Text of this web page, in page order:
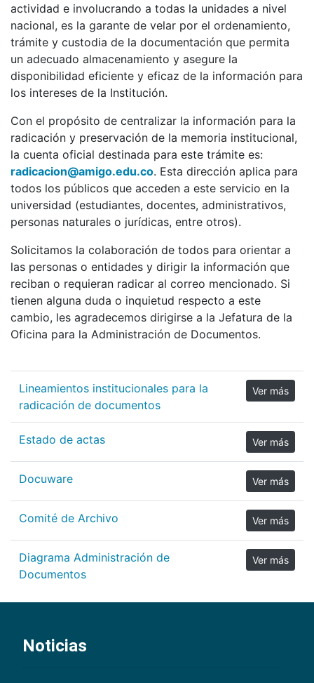
actividad e involucrando a todas la unidades a nivel
nacional, es la garante de velar por el ordenamiento,
trámite y custodia de la documentación que permita
un adecuado almacenamiento y asegure la
disponibilidad eficiente y eficaz de la información para
los intereses de la Institución.
Con el propósito de centralizar la información para la
radicación y preservación de la memoria institucional,
la cuenta oficial destinada para este trámite es:
radicacion@amigo.edu.co. Esta dirección aplica para
todos los públicos que acceden a este servicio en la
universidad (estudiantes, docentes, administrativos,
personas naturales o jurídicas, entre otros).
Solicitamos la colaboración de todos para orientar a
las personas o entidades y dirigir la información que
reciban o requieran radicar al correo mencionado. Si
tienen alguna duda o inquietud respecto a este
cambio, les agradecemos dirigirse a la Jefatura de la
Oficina para la Administración de Documentos.
Lineamientos institucionales para la
radicación de documentos
Ver más
Estado de actas Ver más
Docuware Ver más
Comité de Archivo Ver más
Diagrama Administración de
Documentos
Ver más
Noticias